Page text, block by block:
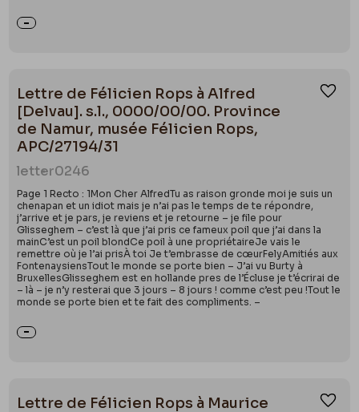
Lettre de Félicien Rops à Alfred
[Delvau]. s.l., 0000/00/00. Province
de Namur, musée Félicien Rops,
APC/27194/31
letter0246
Page 1 Recto : 1Mon Cher AlfredTu as raison gronde moi je suis un
chenapan et un idiot mais je n’ai pas le temps de te répondre,
j’arrive et je pars, je reviens et je retourne – je file pour
Glisseghem – c’est là que j’ai pris ce fameux poil que j’ai dans la
mainC’est un poil blondCe poil à une propriétaireJe vais le
remettre où je l’ai prisÀ toi Je t’embrasse de cœurFelyAmitiés aux
FontenaysiensTout le monde se porte bien – J’ai vu Burty à
BruxellesGlisseghem est en hollande pres de l’Écluse je t’écrirai de
– là – je n’y resterai que 3 jours – 8 jours ! comme c’est peu !Tout le
monde se porte bien et te fait des compliments. –
Lettre de Félicien Rops à Maurice